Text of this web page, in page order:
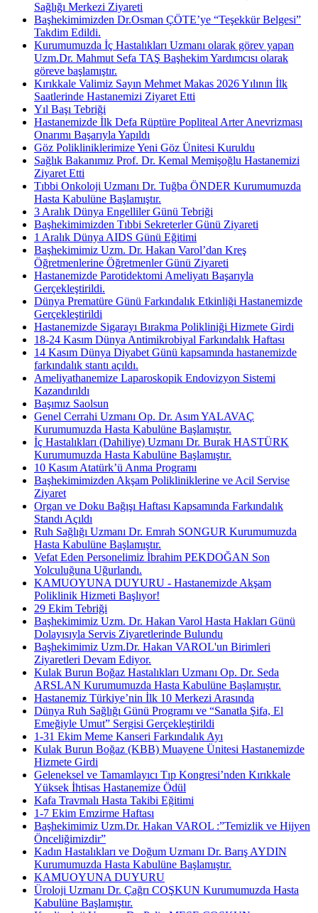
Sağlığı Merkezi Ziyareti
Başhekimimizden Dr.Osman ÇÖTE’ye “Teşekkür Belgesi”
Takdim Edildi.
Kurumumuzda İç Hastalıkları Uzmanı olarak görev yapan
Uzm.Dr. Mahmut Sefa TAŞ Başhekim Yardımcısı olarak
göreve başlamıştır.
Kırıkkale Valimiz Sayın Mehmet Makas 2026 Yılının İlk
Saatlerinde Hastanemizi Ziyaret Etti
Yıl Başı Tebriği
Hastanemizde İlk Defa Rüptüre Popliteal Arter Anevrizması
Onarımı Başarıyla Yapıldı
Göz Polikliniklerimize Yeni Göz Ünitesi Kuruldu
Sağlık Bakanımız Prof. Dr. Kemal Memişoğlu Hastanemizi
Ziyaret Etti
Tıbbi Onkoloji Uzmanı Dr. Tuğba ÖNDER Kurumumuzda
Hasta Kabulüne Başlamıştır.
3 Aralık Dünya Engelliler Günü Tebriği
Başhekimimizden Tıbbi Sekreterler Günü Ziyareti
1 Aralık Dünya AIDS Günü Eğitimi
Başhekimimiz Uzm. Dr. Hakan Varol’dan Kreş
Öğretmenlerine Öğretmenler Günü Ziyareti
Hastanemizde Parotidektomi Ameliyatı Başarıyla
Gerçekleştirildi.
Dünya Prematüre Günü Farkındalık Etkinliği Hastanemizde
Gerçekleştirildi
Hastanemizde Sigarayı Bırakma Polikliniği Hizmete Girdi
18-24 Kasım Dünya Antimikrobiyal Farkındalık Haftası
14 Kasım Dünya Diyabet Günü kapsamında hastanemizde
farkındalık stantı açıldı.
Ameliyathanemize Laparoskopik Endovizyon Sistemi
Kazandırıldı
Başımız Saolsun
Genel Cerrahi Uzmanı Op. Dr. Asım YALAVAÇ
Kurumumuzda Hasta Kabulüne Başlamıştır.
İç Hastalıkları (Dahiliye) Uzmanı Dr. Burak HASTÜRK
Kurumumuzda Hasta Kabulüne Başlamıştır.
10 Kasım Atatürk’ü Anma Programı
Başhekimimizden Akşam Polikliniklerine ve Acil Servise
Ziyaret
Organ ve Doku Bağışı Haftası Kapsamında Farkındalık
Standı Açıldı
Ruh Sağlığı Uzmanı Dr. Emrah SONGUR Kurumumuzda
Hasta Kabulüne Başlamıştır.
Vefat Eden Personelimiz İbrahim PEKDOĞAN Son
Yolculuğuna Uğurlandı.
KAMUOYUNA DUYURU - Hastanemizde Akşam
Poliklinik Hizmeti Başlıyor!
29 Ekim Tebriği
Başhekimimiz Uzm. Dr. Hakan Varol Hasta Hakları Günü
Dolayısıyla Servis Ziyaretlerinde Bulundu
Başhekimimiz Uzm.Dr. Hakan VAROL'un Birimleri
Ziyaretleri Devam Ediyor.
Kulak Burun Boğaz Hastalıkları Uzmanı Op. Dr. Seda
ARSLAN Kurumumuzda Hasta Kabulüne Başlamıştır.
Hastanemiz Türkiye’nin İlk 10 Merkezi Arasında
Dünya Ruh Sağlığı Günü Programı ve “Sanatla Şifa, El
Emeğiyle Umut” Sergisi Gerçekleştirildi
1-31 Ekim Meme Kanseri Farkındalık Ayı
Kulak Burun Boğaz (KBB) Muayene Ünitesi Hastanemizde
Hizmete Girdi
Geleneksel ve Tamamlayıcı Tıp Kongresi’nden Kırıkkale
Yüksek İhtisas Hastanemize Ödül
Kafa Travmalı Hasta Takibi Eğitimi
1-7 Ekim Emzirme Haftası
Başhekimimiz Uzm.Dr. Hakan VAROL :”Temizlik ve Hijyen
Önceliğimizdir”
Kadın Hastalıkları ve Doğum Uzmanı Dr. Barış AYDIN
Kurumumuzda Hasta Kabulüne Başlamıştır.
KAMUOYUNA DUYURU
Üroloji Uzmanı Dr. Çağrı COŞKUN Kurumumuzda Hasta
Kabulüne Başlamıştır.